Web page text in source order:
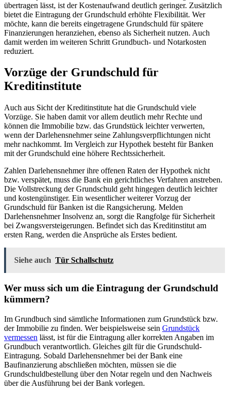
übertragen lässt, ist der Kostenaufwand deutlich geringer. Zusätzlich
bietet die Eintragung der Grundschuld erhöhte Flexibilität. Wer
möchte, kann die bereits eingetragene Grundschuld für spätere
Finanzierungen heranziehen, ebenso als Sicherheit nutzen. Auch
damit werden im weiteren Schritt Grundbuch- und Notarkosten
reduziert.
Vorzüge der Grundschuld für
Kreditinstitute
Auch aus Sicht der Kreditinstitute hat die Grundschuld viele
Vorzüge. Sie haben damit vor allem deutlich mehr Rechte und
können die Immobilie bzw. das Grundstück leichter verwerten,
wenn der Darlehensnehmer seine Zahlungsverpflichtungen nicht
mehr nachkommt. Im Vergleich zur Hypothek besteht für Banken
mit der Grundschuld eine höhere Rechtssicherheit.
Zahlen Darlehensnehmer ihre offenen Raten der Hypothek nicht
bzw. verspätet, muss die Bank ein gerichtliches Verfahren anstreben.
Die Vollstreckung der Grundschuld geht hingegen deutlich leichter
und kostengünstiger. Ein wesentlicher weiterer Vorzug der
Grundschuld für Banken ist die Rangsicherung. Melden
Darlehensnehmer Insolvenz an, sorgt die Rangfolge für Sicherheit
bei Zwangsversteigerungen. Befindet sich das Kreditinstitut am
ersten Rang, werden die Ansprüche als Erstes bedient.
Siehe auch Tür Schallschutz
Wer muss sich um die Eintragung der Grundschuld
kümmern?
Im Grundbuch sind sämtliche Informationen zum Grundstück bzw.
der Immobilie zu finden. Wer beispielsweise sein Grundstück
vermessen lässt, ist für die Eintragung aller korrekten Angaben im
Grundbuch verantwortlich. Gleiches gilt für die Grundschuld-
Eintragung. Sobald Darlehensnehmer bei der Bank eine
Baufinanzierung abschließen möchten, müssen sie die
Grundschuldbestellung über den Notar regeln und den Nachweis
über die Ausführung bei der Bank vorlegen.